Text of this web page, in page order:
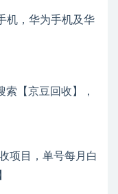
机，华为手机及华
【京豆回收】，